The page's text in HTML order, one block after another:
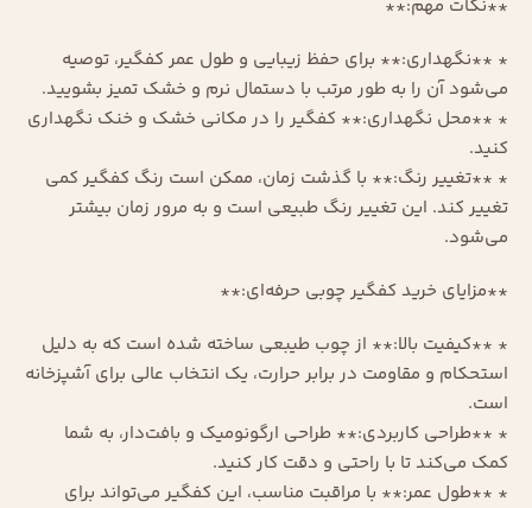
**نکات مهم:**
* **نگهداری:** برای حفظ زیبایی و طول عمر کفگیر، توصیه
می‌شود آن را به طور مرتب با دستمال نرم و خشک تمیز بشویید.
* **محل نگهداری:** کفگیر را در مکانی خشک و خنک نگهداری
کنید.
* **تغییر رنگ:** با گذشت زمان، ممکن است رنگ کفگیر کمی
تغییر کند. این تغییر رنگ طبیعی است و به مرور زمان بیشتر
می‌شود.
**مزایای خرید کفگیر چوبی حرفه‌ای:**
* **کیفیت بالا:** از چوب طیبعی ساخته شده است که به دلیل
استحکام و مقاومت در برابر حرارت، یک انتخاب عالی برای آشپزخانه
است.
* **طراحی کاربردی:** طراحی ارگونومیک و بافت‌دار، به شما
کمک می‌کند تا با راحتی و دقت کار کنید.
* **طول عمر:** با مراقبت مناسب، این کفگیر می‌تواند برای